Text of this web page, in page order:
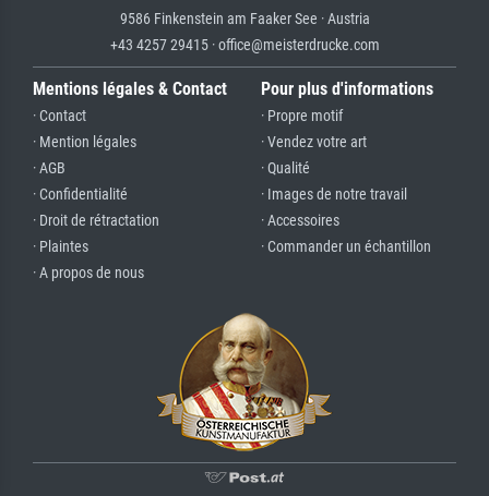
9586 Finkenstein am Faaker See · Austria
+43 4257 29415 · office@meisterdrucke.com
Mentions légales & Contact
· Contact
· Mention légales
· AGB
· Confidentialité
· Droit de rétractation
· Plaintes
· A propos de nous
Pour plus d'informations
· Propre motif
· Vendez votre art
· Qualité
· Images de notre travail
· Accessoires
· Commander un échantillon